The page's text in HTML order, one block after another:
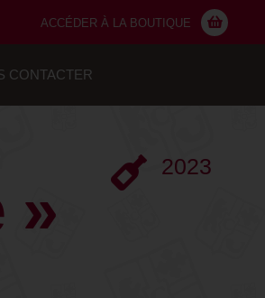
ACCÉDER À LA BOUTIQUE
CONTACTER
»
2023